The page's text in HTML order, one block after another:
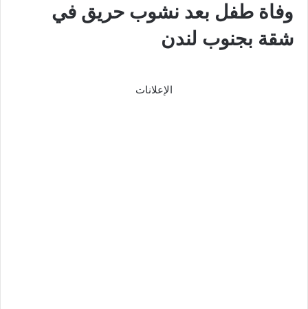
وفاة طفل بعد نشوب حريق في
شقة بجنوب لندن
الإعلانات